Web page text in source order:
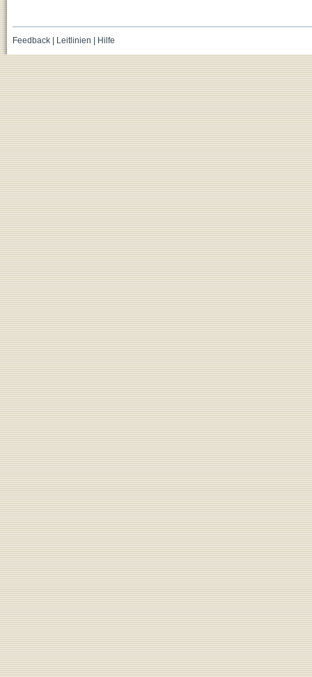
Feedback| Leitlinien | Hilfe